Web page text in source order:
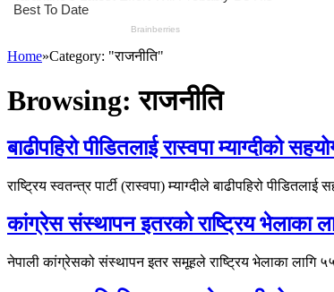
Home»Category: "राजनीति"
Browsing:राजनीति
बाढीपहिरो पीडितलाई रास्वपा म्याग्दीको
राष्ट्रिय स्वतन्त्र पार्टी (रास्वपा) म्याग्दीले बाढीपहिरो
कांग्रेस संस्थापन इतरको राष्ट्रिय
नेपाली कांग्रेसको संस्थापन इतर समूहले राष्ट्रिय भेलाका